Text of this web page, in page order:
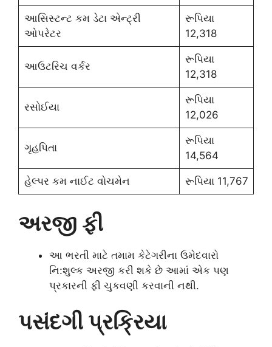
આસિસ્ટન્ટ કમ ડેટા એન્ટ્રી
ઓપરેટર
રૂપિયા
12,318
આઉટરિચ વર્કર
રૂપિયા
12,318
રસોઈયા
રૂપિયા
12,026
ગૃહપિતા
રૂપિયા
14,564
હેલ્પર કમ નાઈટ વોચમેન રૂપિયા 11,767
અરજી ફી
આ ભરતી માટે તમામ કેટેગરીના ઉમેદવારો
નિ:શુલ્ક અરજી કરી શકે છે આમાં એક પણ
પ્રકારની ફી ચુકવણી કરવાની નથી.
પસંદગી પ્રક્રિયા